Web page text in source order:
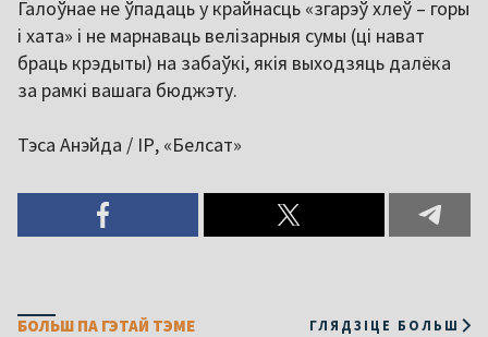
Галоўнае не ўпадаць у крайнасць «згарэў хлеў – горы
і хата» і не марнаваць велізарныя сумы (ці нават
браць крэдыты) на забаўкі, якія выходзяць далёка
за рамкі вашага бюджэту.
Тэса Анэйда / ІР, «Белсат»
БОЛЬШ ПА ГЭТАЙ ТЭМЕ ГЛЯДЗІЦЕ БОЛЬШ